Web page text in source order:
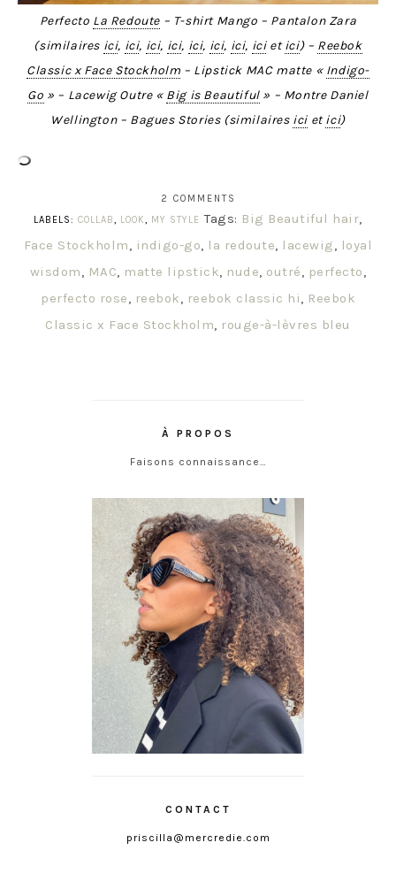
Perfecto La Redoute – T-shirt Mango – Pantalon Zara
(similaires ici, ici, ici, ici, ici, ici, ici, icietici) – Reebok
Classic x Face Stockholm – Lipstick MAC matte « Indigo-
Go » – Lacewig Outre « Big is Beautiful» – Montre Daniel
Wellington – Bagues Stories (similaires ici etici)
2 COMMENTS
LABELS:COLLAB LOOK MY STYLE Tags: Big Beautiful hair
Face Stockholm
indigo-go la redoute lacewig
loyal
wisdom
MAC matte lipstick nude outré perfecto
perfecto rose
reebok reebok classic hi
Reebok
Classic x Face Stockholm
rouge-à-lèvres bleu
À PROPOS
Faisons connaissance…
CONTACT
priscilla@mercredie.com